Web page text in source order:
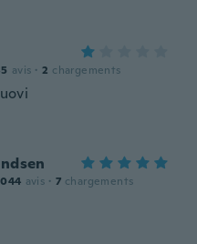
avis · 2 chargements
avis · 7 chargements